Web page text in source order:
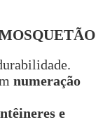
numeração
e